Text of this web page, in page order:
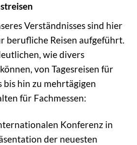
Verständnisses sind hier
berufliche Reisen aufgeführt.
wie divers
von Tagesreisen für
bis hin zu mehrtägigen
für Fachmessen:
Konferenz in
der neuesten